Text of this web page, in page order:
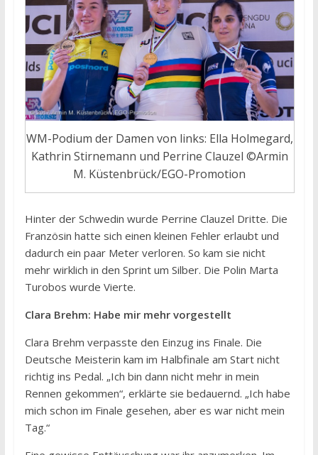
WM-Podium der Damen von links: Ella Holmegard,
Kathrin Stirnemann und Perrine Clauzel ©Armin
M. Küstenbrück/EGO-Promotion
Hinter der Schwedin wurde Perrine Clauzel Dritte. Die
Französin hatte sich einen kleinen Fehler erlaubt und
dadurch ein paar Meter verloren. So kam sie nicht
mehr wirklich in den Sprint um Silber. Die Polin Marta
Turobos wurde Vierte.
Clara Brehm: Habe mir mehr vorgestellt
Clara Brehm verpasste den Einzug ins Finale. Die
Deutsche Meisterin kam im Halbfinale am Start nicht
richtig ins Pedal. „Ich bin dann nicht mehr in mein
Rennen gekommen“, erklärte sie bedauernd. „Ich habe
mich schon im Finale gesehen, aber es war nicht mein
Tag.“